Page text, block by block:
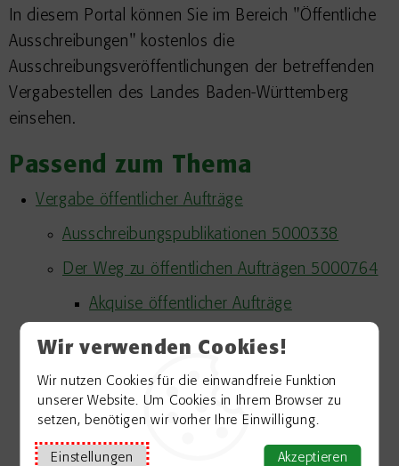
Wir verwenden Cookies!
Wir nutzen Cookies für die einwandfreie Funktion
unserer Website. Um Cookies in Ihrem Browser zu
setzen, benötigen wir vorher Ihre Einwilligung.
Einstellungen Akzeptieren
In diesem Portal können Sie im Bereich "Öffentliche
Ausschreibungen" kostenlos die
Ausschreibungsveröffentlichungen der betreffenden
Vergabestellen des Landes Baden-Württemberg
einsehen.
Passend zum Thema
Vergabe öffentlicher Aufträge
Ausschreibungspublikationen 5000338
Der Weg zu öffentlichen Aufträgen 5000764
Akquise öffentlicher Aufträge
Anfordern der Vergabeunterlagen
Angebotserstellung
Auftragsberatungsstellen
Qualifikationsnachweis